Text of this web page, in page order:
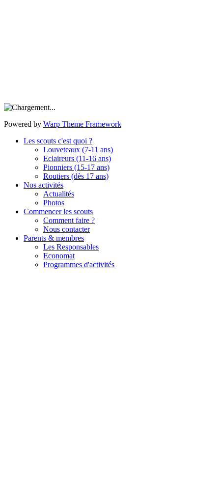
Powered by Warp Theme Framework
Les scouts c'est quoi ?
Louveteaux (7-11 ans)
Eclaireurs (11-16 ans)
Pionniers (15-17 ans)
Routiers (dès 17 ans)
Nos activités
Actualités
Photos
Commencer les scouts
Comment faire ?
Nous contacter
Parents & membres
Les Responsables
Economat
Programmes d'activités